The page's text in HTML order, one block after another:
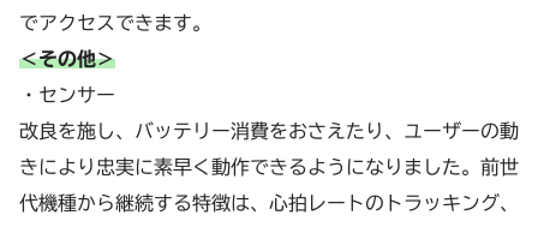
でアクセスできます。
＜その他＞
・センサー
改良を施し、バッテリー消費をおさえたり、ユーザーの動
きにより忠実に素早く動作できるようになりました。前世
代機種から継続する特徴は、心拍レートのトラッキング、